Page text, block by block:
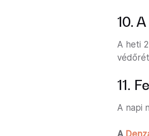
10.
A heti
11.
A napi
A